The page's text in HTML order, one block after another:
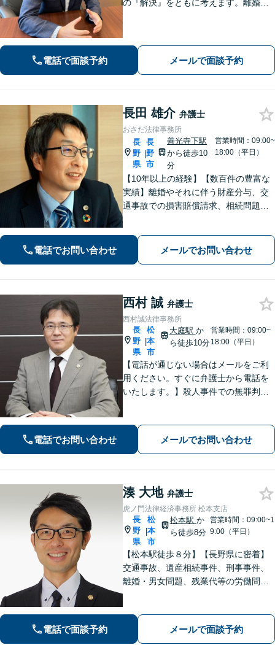
の『解決』をともに考えます。離婚・
電話で面談予約 メールで面談予約
長田 雄介 弁護士
おさだ法律事務所
長
野
県
|
長
野
市
善光寺下駅
から徒歩10
分
営業時間：09:00~
18:00（平日）
【10年以上の経験】【数百件の豊富な
実績】離婚やそれに伴う財産分与、交
通事故での損害賠償請求、相続問題な
戸建て事務所です。【休日・夜間相談
可】
電話でお問い合わせ メールでお問い合わせ
西村 誠 弁護士
西村誠法律事務所
長
野
県
|
松
本
市
大庭駅 か
ら徒歩10分
営業時間：09:00~
18:00（平日）
【電話が通じない場合はメールをご利
用ください。すぐに弁護士から電話を
いたします。】殺人事件での無罪判決
員、裁判員裁判対応可、夜間休日対応
可能、専用駐車場あり（無料）
電話でお問い合わせ メールでお問い合わせ
湊 大地 弁護士
虎ノ門法律経済事務所 松本支店
長
野
県
|
松
本
市
松本駅 か
ら徒歩8分
営業時間：09:00~1
9:00（平日）
【松本駅徒歩８分】【長野県に密着】
交通事故、遺産相続事件、刑事事件、
離婚・男女問題、残業代等の労働問題
頼者様と共に歩みます。お一人で悩ま
ず是非ご相談ください。
電話で面談予約 メールで面談予約